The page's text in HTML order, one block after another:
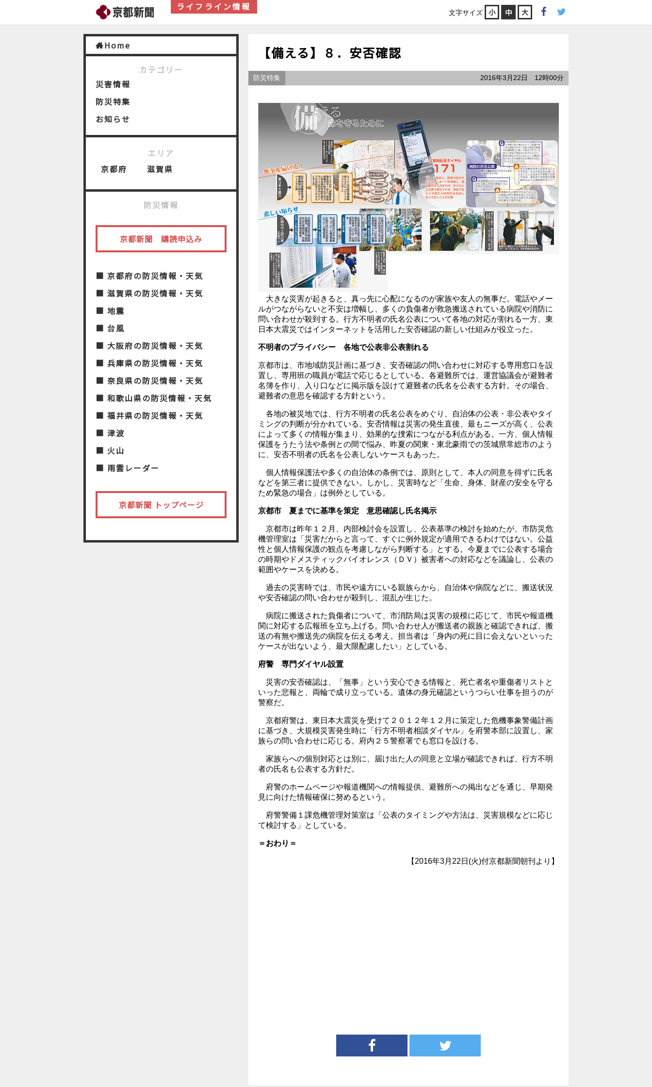
ライフライン情報
文字サイズ 小 中 大
Home
カテゴリー
災害情報
防災特集
お知らせ
エリア
京都府
滋賀県
防災情報
京都新聞 購読申込み
■ 京都府の防災情報・天気
■ 滋賀県の防災情報・天気
■ 地震
■ 台風
■ 大阪府の防災情報・天気
■ 兵庫県の防災情報・天気
■ 奈良県の防災情報・天気
■ 和歌山県の防災情報・天気
■ 福井県の防災情報・天気
■ 津波
■ 火山
■ 雨雲レーダー
京都新聞 トップページ
【備える】８．安否確認
防災特集 2016年3月22日 12時00分
大きな災害が起きると、真っ先に心配になるのが家族や友人の無事だ。電話やメー
ルがつながらないと不安は増幅し、多くの負傷者が救急搬送されている病院や消防に
問い合わせが殺到する。行方不明者の氏名公表について各地の対応が割れる一方、東
日本大震災ではインターネットを活用した安否確認の新しい仕組みが役立った。
不明者のプライバシー 各地で公表非公表割れる
京都市は、市地域防災計画に基づき、安否確認の問い合わせに対応する専用窓口を設
置し、専用班の職員が電話で応じるとしている。各避難所では、運営協議会が避難者
名簿を作り、入り口などに掲示版を設けて避難者の氏名を公表する方針。その場合、
避難者の意思を確認する方針という。
各地の被災地では、行方不明者の氏名公表をめぐり、自治体の公表・非公表やタイ
ミングの判断が分かれている。安否情報は災害の発生直後、最もニーズが高く、公表
によって多くの情報が集まり、効果的な捜索につながる利点がある。一方、個人情報
保護をうたう法や条例との間で悩み、昨夏の関東・東北豪雨での茨城県常総市のよう
に、安否不明者の氏名を公表しないケースもあった。
個人情報保護法や多くの自治体の条例では、原則として、本人の同意を得ずに氏名
などを第三者に提供できない。しかし、災害時など「生命、身体、財産の安全を守る
ため緊急の場合」は例外としている。
京都市 夏までに基準を策定 意思確認し氏名掲示
京都市は昨年１２月、内部検討会を設置し、公表基準の検討を始めたが、市防災危
機管理室は「災害だからと言って、すぐに例外規定が適用できるわけではない。公益
性と個人情報保護の観点を考慮しながら判断する」とする。今夏までに公表する場合
の時期やドメスティックバイオレンス（ＤＶ）被害者への対応などを議論し、公表の
範囲やケースを決める。
過去の災害時では、市民や遠方にいる親族らから、自治体や病院などに、搬送状況
や安否確認の問い合わせが殺到し、混乱が生じた。
病院に搬送された負傷者について、市消防局は災害の規模に応じて、市民や報道機
関に対応する広報班を立ち上げる。問い合わせ人が搬送者の親族と確認できれば、搬
送の有無や搬送先の病院を伝える考え。担当者は「身内の死に目に会えないといった
ケースが出ないよう、最大限配慮したい」としている。
府警 専門ダイヤル設置
災害の安否確認は、「無事」という安心できる情報と、死亡者名や重傷者リストと
いった悲報と、両輪で成り立っている。遺体の身元確認というつらい仕事を担うのが
警察だ。
京都府警は、東日本大震災を受けて２０１２年１２月に策定した危機事象警備計画
に基づき、大規模災害発生時に「行方不明者相談ダイヤル」を府警本部に設置し、家
族らの問い合わせに応じる。府内２５警察署でも窓口を設ける。
家族らへの個別対応とは別に、届け出た人の同意と立場が確認できれば、行方不明
者の氏名も公表する方針だ。
府警のホームページや報道機関への情報提供、避難所への掲出などを通じ、早期発
見に向けた情報確保に努めるという。
府警警備１課危機管理対策室は「公表のタイミングや方法は、災害規模などに応じ
て検討する」としている。
＝おわり＝
【2016年3月22日(火)付京都新聞朝刊より】